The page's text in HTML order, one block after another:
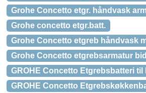
Grohe Concetto etgr. håndvask
Grohe concetto etgr.batt.
Grohe Concetto etgreb håndvask
Grohe Concetto etgrebsarmatur
GROHE Concetto Etgrebsbatteri til
GROHE Concetto